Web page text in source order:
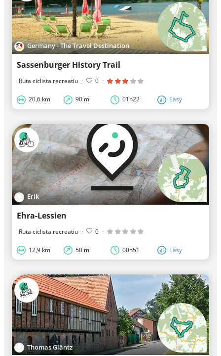
Germany - The Travel Destination
Sassenburger History Trail
Ruta ciclista recreatiu · 0 ·
20,6 km 90 m 01h22 Easy
Erik
Ehra-Lessien
Ruta ciclista recreatiu · 0 ·
12,9 km 50 m 00h51 Easy
Thomas Gläntz